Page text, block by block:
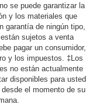
se puede garantizar la
y los materiales que
garantía de ningún tipo,
sujetos a venta
pagar un consumidor,
y los impuestos. ‡Los
no están actualmente
disponibles para usted
el momento de su